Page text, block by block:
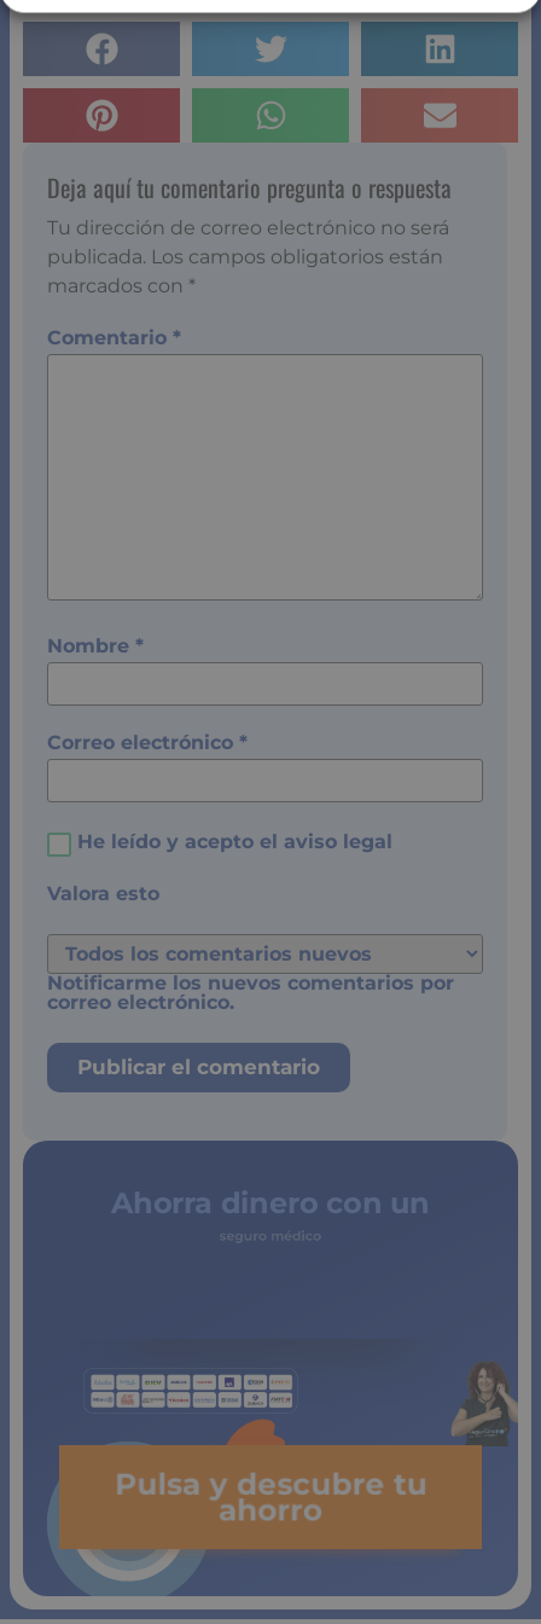
Deja aquí tu comentario pregunta o respuesta
Tu dirección de correo electrónico no será
publicada. Los campos obligatorios están
marcados con *
Comentario *
Nombre *
Correo electrónico *
He leído y acepto el aviso legal
Valora esto
Notificarme los nuevos comentarios por
correo electrónico.
Ahorra dinero con un
seguro médico
Pulsa y descubre tu
ahorro